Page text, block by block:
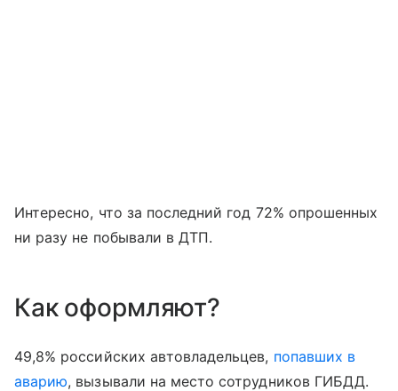
Интересно, что за последний год 72% опрошенных
ни разу не побывали в ДТП.
Как оформляют?
49,8% российских автовладельцев, попавших в
аварию, вызывали на место сотрудников ГИБДД.